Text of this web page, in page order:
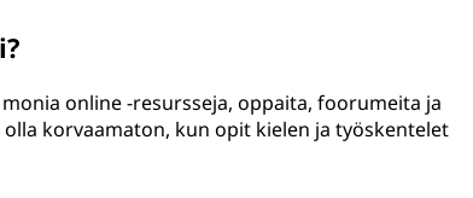
online -resursseja, oppaita, foorumeita ja
korvaamaton, kun opit kielen ja työskentelet